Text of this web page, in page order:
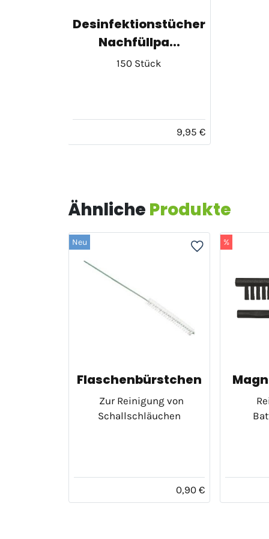
Desinfektionstücher
Nachfüllpa...
150 Stück
9,95 €
Ähnliche Produkte
Neu
Flaschenbürstchen
Zur Reinigung von
Schallschläuchen
0,90 €
%